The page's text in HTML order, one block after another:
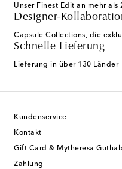
Unser Finest Edit an mehr
Designer-
Capsule Collections, die
Schnelle Lieferung
Lieferung in über 130 Länder
Kundenservice
Kontakt
Gift Card & Mytheresa
Zahlung